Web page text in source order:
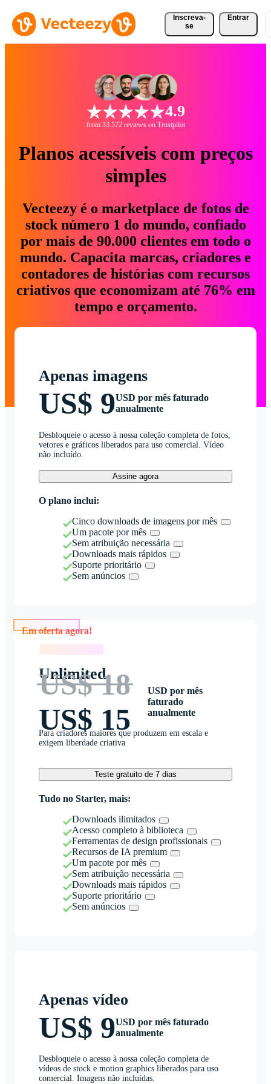
Inscreva-
se
Entrar
4.9
from 33.572 reviews on Trustpilot
Planos acessíveis com preços
simples
Vecteezy é o marketplace de fotos de
stock número 1 do mundo, confiado
por mais de 90.000 clientes em todo o
mundo. Capacita marcas, criadores e
contadores de histórias com recursos
criativos que economizam até 76% em
tempo e orçamento.
Apenas imagens
US$ 9USD por mês faturado
anualmente
Desbloqueie o acesso à nossa coleção completa de fotos,
vetores e gráficos liberados para uso comercial. Vídeo
não incluído.
Assine agora
O plano inclui:
Cinco downloads de imagens por mês
Um pacote por mês
Sem atribuição necessária
Downloads mais rápidos
Suporte prioritário
Sem anúncios
Unlimited
US$ 18
US$ 15
USD por mês
faturado
anualmente
Para criadores maiores que produzem em escala e
exigem liberdade criativa
Teste gratuito de 7 dias
Tudo no Starter, mais:
Downloads ilimitados
Acesso completo à biblioteca
Ferramentas de design profissionais
Recursos de IA premium
Um pacote por mês
Sem atribuição necessária
Downloads mais rápidos
Suporte prioritário
Sem anúncios
Apenas vídeo
US$ 9USD por mês faturado
anualmente
Desbloqueie o acesso à nossa coleção completa de
vídeos de stock e motion graphics liberados para uso
comercial. Imagens não incluídas.